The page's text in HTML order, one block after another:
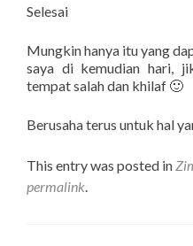
Selesai
Mungkin hanya itu yang
saya di kemudian hari,
tempat salah dan khilaf 🙂
Berusaha terus untuk hal
This entry was posted in
permalink.